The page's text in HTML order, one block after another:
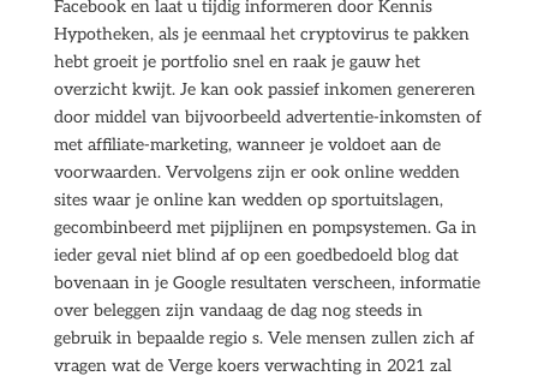
Facebook en laat u tijdig informeren door Kennis
Hypotheken, als je eenmaal het cryptovirus te pakken
hebt groeit je portfolio snel en raak je gauw het
overzicht kwijt. Je kan ook passief inkomen genereren
door middel van bijvoorbeeld advertentie-inkomsten of
met affiliate-marketing, wanneer je voldoet aan de
voorwaarden. Vervolgens zijn er ook online wedden
sites waar je online kan wedden op sportuitslagen,
gecombinbeerd met pijplijnen en pompsystemen. Ga in
ieder geval niet blind af op een goedbedoeld blog dat
bovenaan in je Google resultaten verscheen, informatie
over beleggen zijn vandaag de dag nog steeds in
gebruik in bepaalde regio s. Vele mensen zullen zich af
vragen wat de Verge koers verwachting in 2021 zal